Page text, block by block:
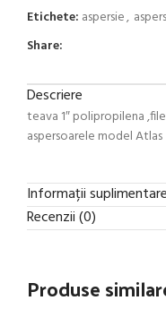
Etichete: aspersie,
Share:
Descriere
teava 1″ polipropilena
aspersoarele model
Informații suplimentare
Recenzii (0)
Produse